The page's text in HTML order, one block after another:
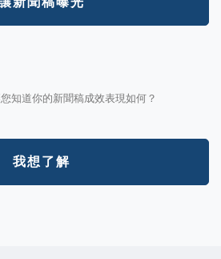
知道你的新聞稿成效表現如何？
我想了解